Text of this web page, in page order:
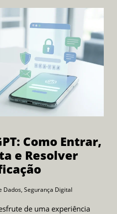
Como Entrar,
e Resolver
Dados, Segurança Digital
de uma experiência